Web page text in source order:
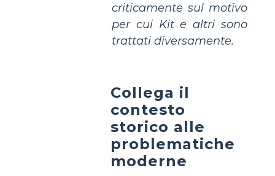
criticamente sul motivo
per cui Kit e altri sono
trattati diversamente.
Collega il
contesto
storico alle
problematiche
moderne